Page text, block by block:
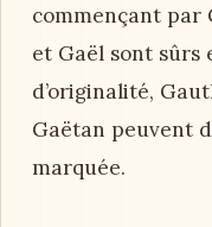
commençant par
et Gaël sont sûrs
d’originalité,
Gaëtan peuvent
marquée.